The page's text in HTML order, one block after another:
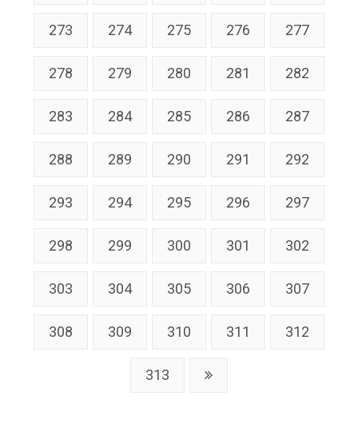
273 274 275 276 277
278 279 280 281 282
283 284 285 286 287
288 289 290 291 292
293 294 295 296 297
298 299 300 301 302
303 304 305 306 307
308 309 310 311 312
313